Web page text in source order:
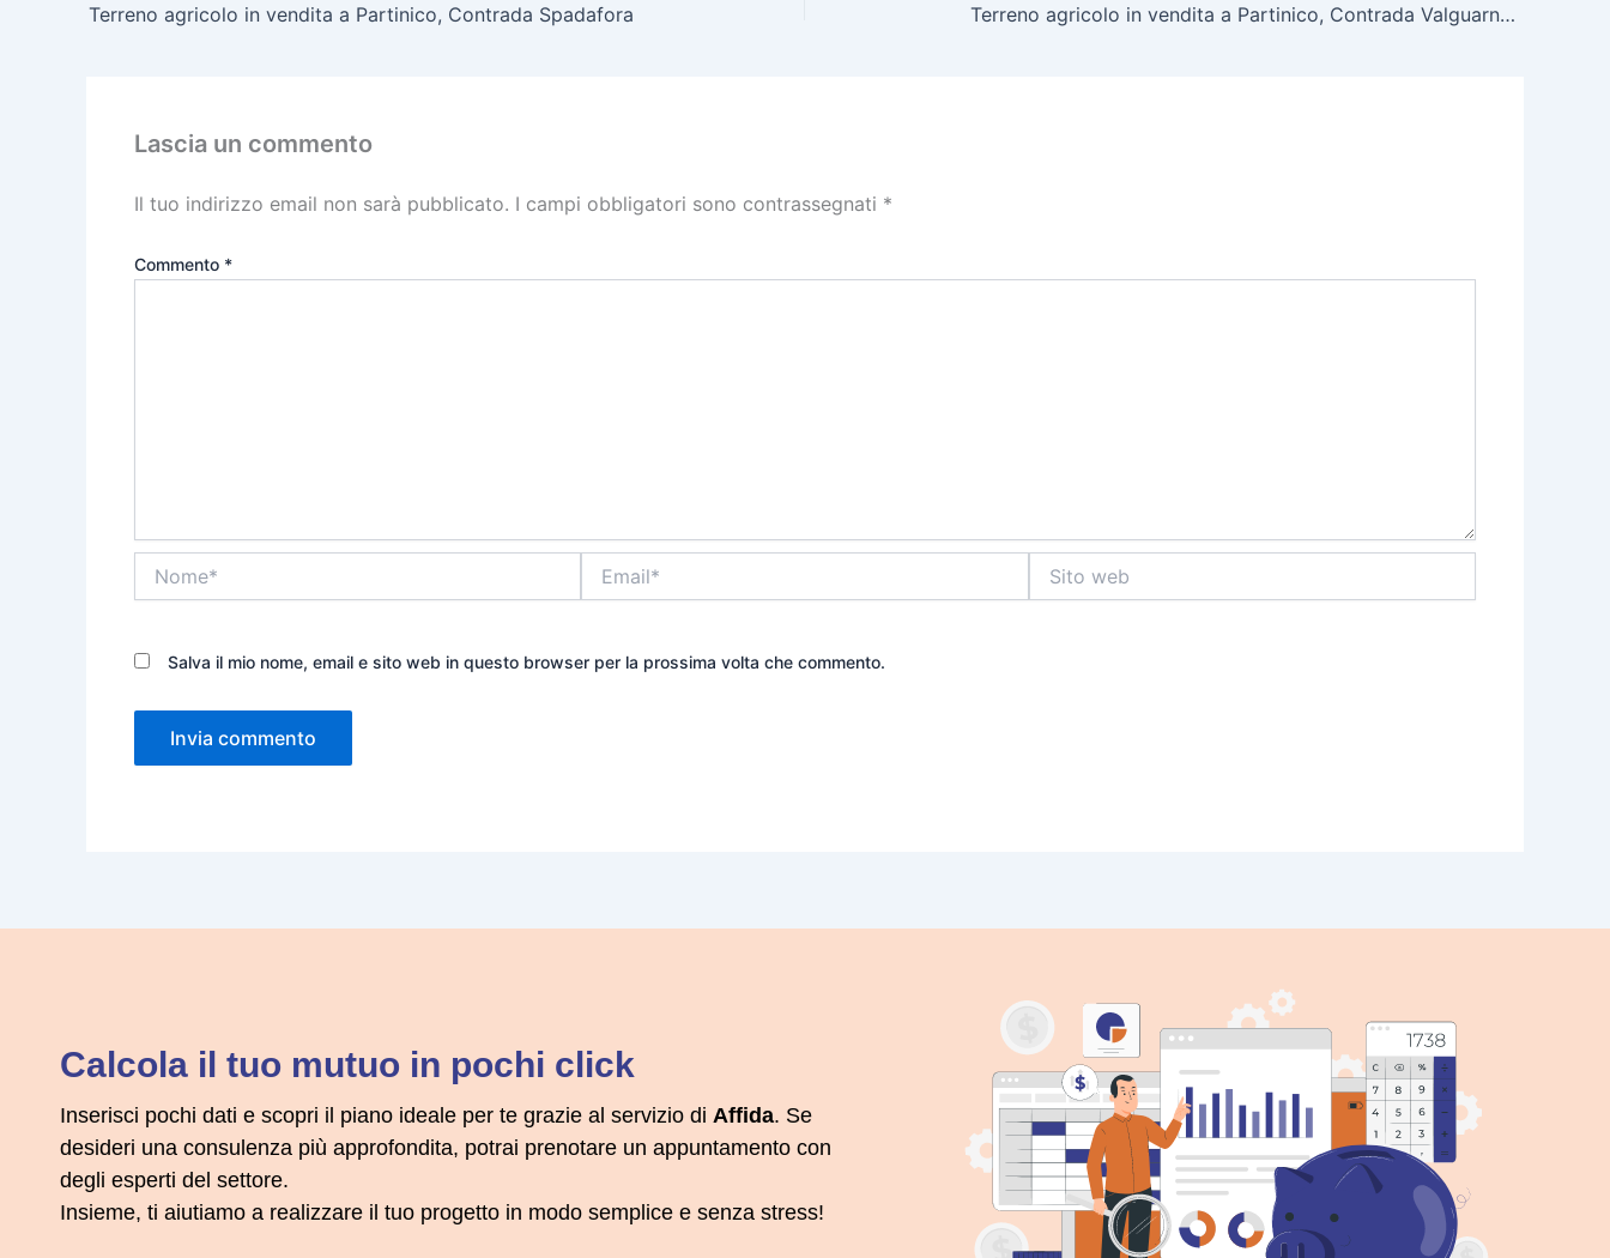
Terreno agricolo in vendita a Partinico, Contrada Spadafora Terreno agricolo in vendita a Partinico, Contrada Valguarnera
Lascia un commento
Il tuo indirizzo email non sarà pubblicato. I campi obbligatori sono contrassegnati *
Commento *
web
Salva il mio nome, email e sito web in questo browser per la prossima volta che commento.
Inserisci pochi dati e scopri il piano ideale per te grazie al servizio di Affida. Se
desideri una consulenza più approfondita, potrai prenotare un appuntamento con
degli esperti del settore.
Insieme, ti aiutiamo a realizzare il tuo progetto in modo semplice e senza stress!
Calcola il tuo mutuo in pochi click